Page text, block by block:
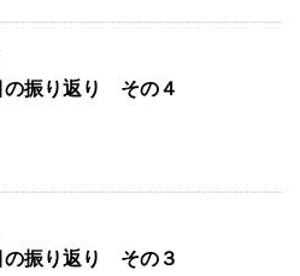
の振り返り その４
の振り返り その３